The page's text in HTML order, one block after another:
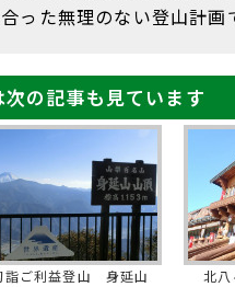
った無理のない登山計画
の記事も見ています
詣ご利益登山 身延山
北